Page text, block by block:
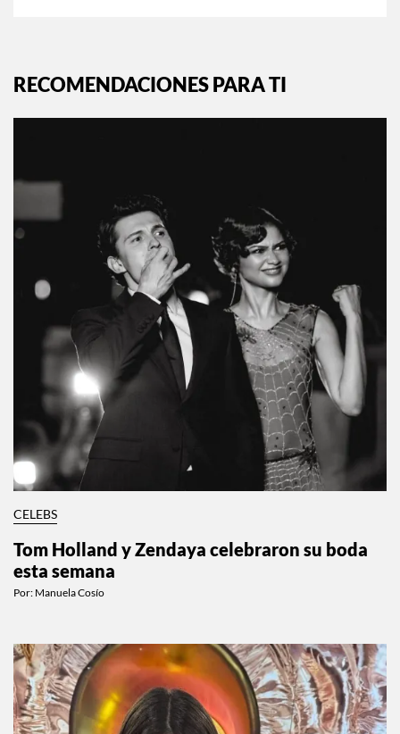
Tom Holland y Zendaya celebraron su boda
esta semana